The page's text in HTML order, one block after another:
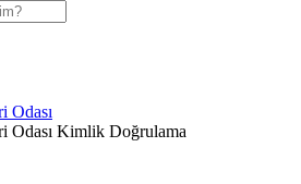
Odası
Odası Kimlik Doğrulama